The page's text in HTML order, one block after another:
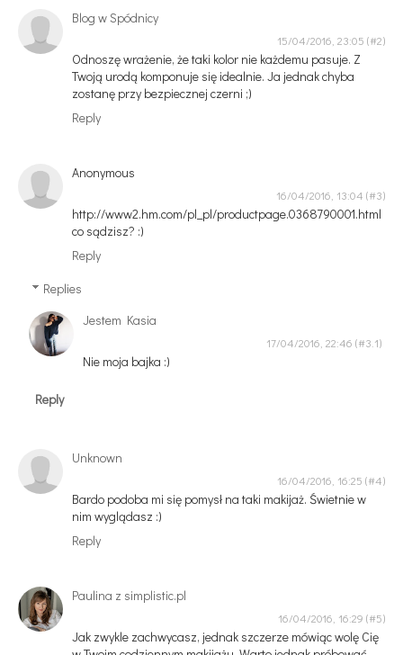
Blog w Spódnicy
15/04/2016, 23:05
Odnoszę wrażenie, że taki kolor nie każdemu pasuje. Z
Twoją urodą komponuje się idealnie. Ja jednak chyba
zostanę przy bezpiecznej czerni ;)
Reply
Anonymous
16/04/2016, 13:04
http://www2.hm.com/pl_pl/productpage.0368790001.html
co sądzisz? :)
Reply
Replies
Jestem Kasia
17/04/2016, 22:46
Nie moja bajka :)
Reply
Unknown
16/04/2016, 16:25
Bardo podoba mi się pomysł na taki makijaż. Świetnie w
nim wyglądasz :)
Reply
Paulina z simplistic.pl
16/04/2016, 16:29
Jak zwykle zachwycasz, jednak szczerze mówiąc wolę Cię